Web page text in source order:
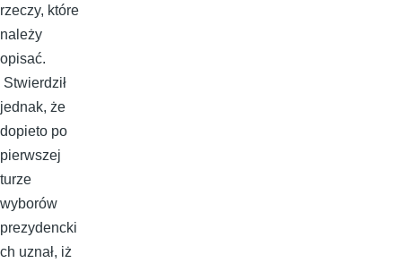
rzeczy, które
należy
opisać.
Stwierdził
jednak, że
dopieto po
pierwszej
turze
wyborów
prezydencki
ch uznał, iż